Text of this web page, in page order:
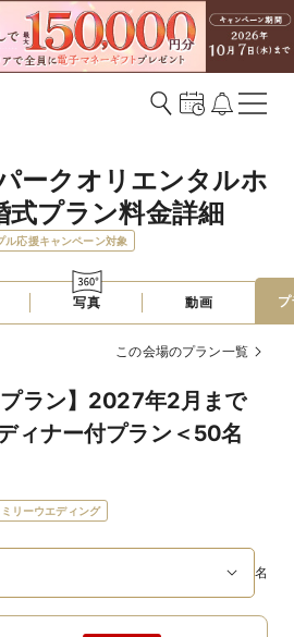
ークオリエンタルホ
式プラン料金詳細
ル応援キャンペーン対象
写真 動画
この会場のプラン一覧
プラン】2027年2月まで
ィナー付プラン＜50名
リーウエディング
名